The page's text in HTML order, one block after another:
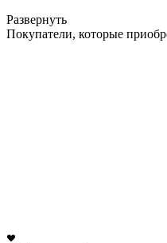
Развернуть
Покупатели, которые